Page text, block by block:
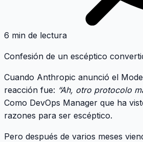
6 min de lectura
Confesión de un escéptico
Cuando Anthropic anunció el
reacción fue: “Ah, otro protocolo
Como DevOps Manager que ha
razones para ser escéptico.
Pero después de varios meses